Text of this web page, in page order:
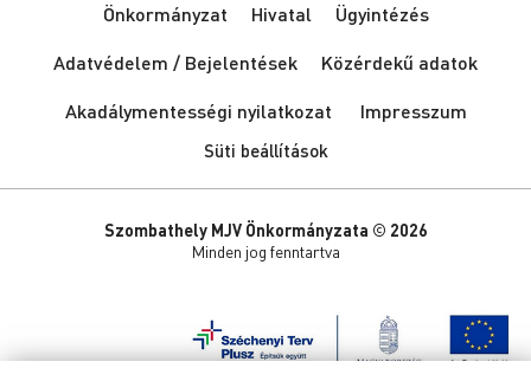
Önkormányzat Hivatal
Ügyintézés
Adatvédelem / Bejelentések
Közérdekű adatok
Akadálymentességi nyilatkozat
Impresszum
Süti beállítások
Szombathely MJV Önkormányzata © 2026
Minden jog fenntartva